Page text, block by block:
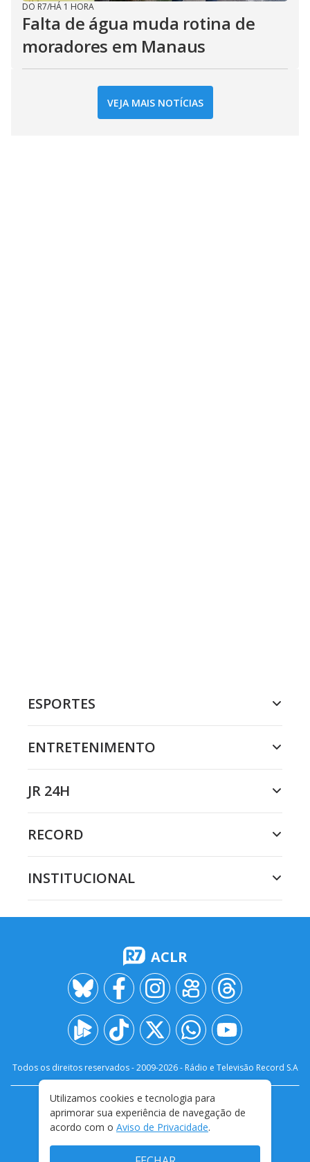
DO R7/HÁ 1 HORA
Falta de água muda rotina de
moradores em Manaus
VEJA MAIS NOTÍCIAS
ESPORTES
ENTRETENIMENTO
JR 24H
RECORD
INSTITUCIONAL
ACLR
Todos os direitos reservados - 2009-2026- Rádio e Televisão Record S.A
FALE CONOSCO
PRIVACIDADE
TERMOS E CONDIÇÕES DE USO
Utilizamos cookies e tecnologia para
aprimorar sua experiência de navegação de
acordo com o Aviso de Privacidade.